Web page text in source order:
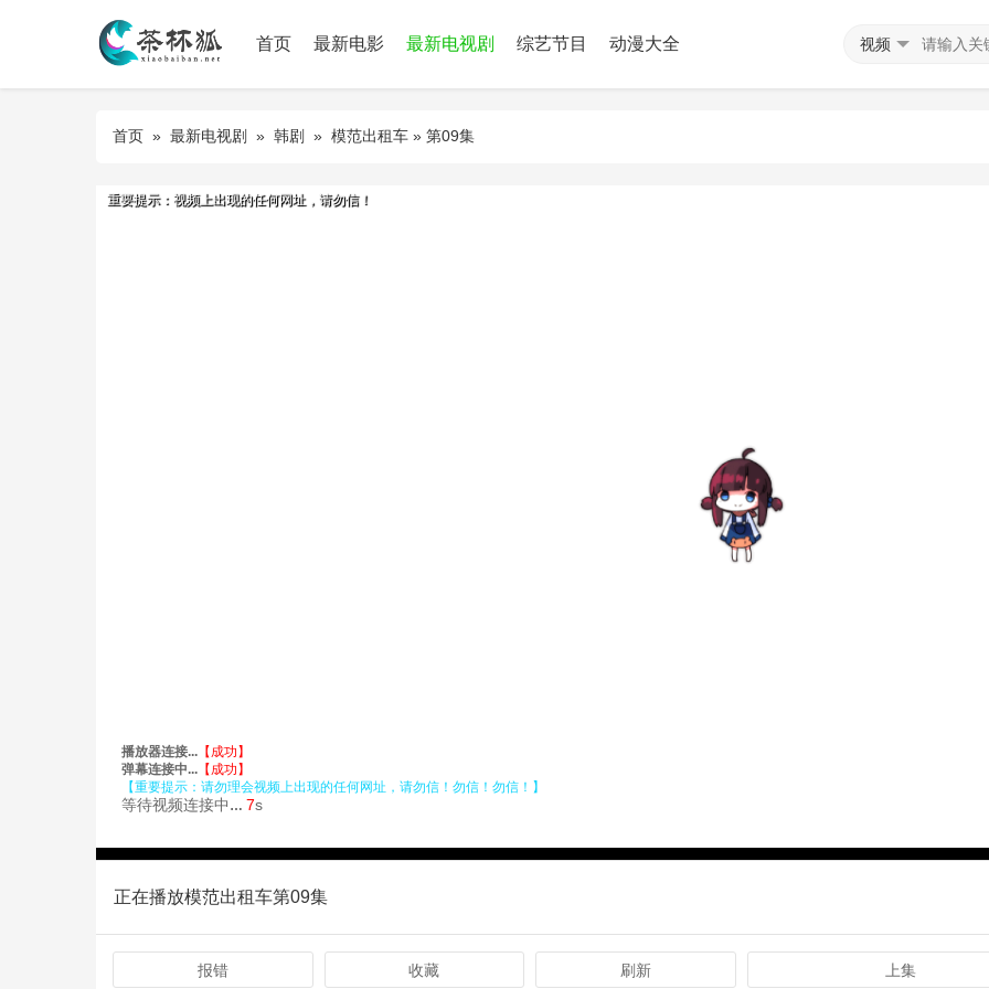
首页 最新电影 最新电视剧 综艺节目 动漫大全 视频
首页 » 最新电视剧 » 韩剧 » 模范出租车 » 第09集
正在播放模范出租车第09集
报错 收藏 刷新 上集